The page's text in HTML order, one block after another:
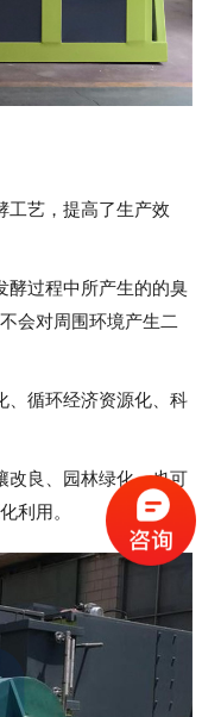
工艺，提高了生产效
酵过程中所产生的的臭
会对周围环境产生二
、循环经济资源化、科
改良、园林绿化，也可
利用。